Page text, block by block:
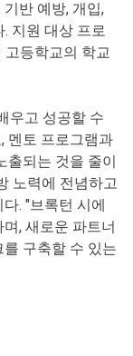
반 예방, 개입,
지원 대상 프로
등학교의 학교
우고 성공할 수
멘토 프로그램과
출되는 것을 줄이
노력에 전념하고
. "브록턴 시에
, 새로운 파트너
구축할 수 있는